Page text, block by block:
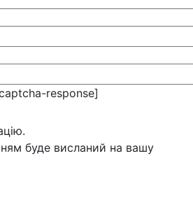
response]
буде висланий на вашу